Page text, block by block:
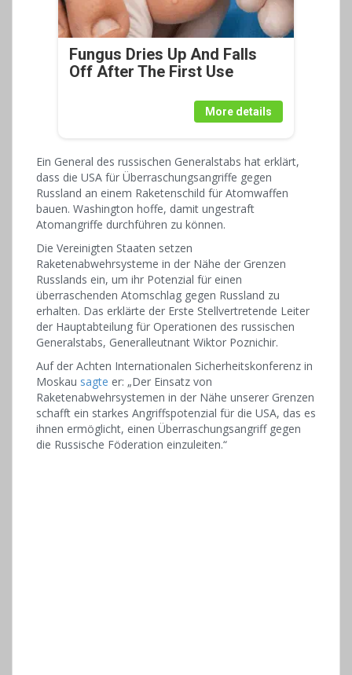
Fungus Dries Up And Falls
Off After The First Use
More details
Ein General des russischen Generalstabs hat erklärt,
dass die USA für Überraschungsangriffe gegen
Russland an einem Raketenschild für Atomwaffen
bauen. Washington hoffe, damit ungestraft
Atomangriffe durchführen zu können.
Die Vereinigten Staaten setzen
Raketenabwehrsysteme in der Nähe der Grenzen
Russlands ein, um ihr Potenzial für einen
überraschenden Atomschlag gegen Russland zu
erhalten. Das erklärte der Erste Stellvertretende Leiter
der Hauptabteilung für Operationen des russischen
Generalstabs, Generalleutnant Wiktor Poznichir.
Auf der Achten Internationalen Sicherheitskonferenz in
Moskau sagte er: „Der Einsatz von
Raketenabwehrsystemen in der Nähe unserer Grenzen
schafft ein starkes Angriffspotenzial für die USA, das es
ihnen ermöglicht, einen Überraschungsangriff gegen
die Russische Föderation einzuleiten.“